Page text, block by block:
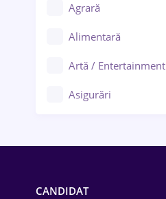
Agrară
Alimentară
Artă / Entertainment
Asigurări
CANDIDAT